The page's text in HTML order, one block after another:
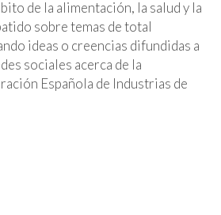
de la alimentación, la salud y la
sobre temas de total
ideas o creencias difundidas a
sociales acerca de la
Española de Industrias de